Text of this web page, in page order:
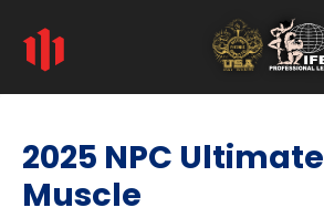
2025 NPC Ultimate
Muscle